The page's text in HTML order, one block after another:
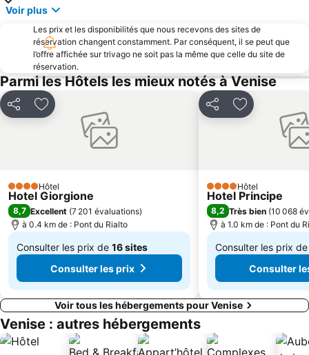
Padova Vintage Festival
Lungomare Caorle
La Basilica di sant'Antonio di Padova
Santa Croce
Port de plaisance de Jesolo
Théâtre La Fenice
Rosolina Mare
Mostra de Venise
Giudecca
Venice Simplon Orient Express
Arsenal de Venise
Campo San Polo
Ca' d'Oro
Campo Santo Stefano
Voir plus
Les prix et les disponibilités que nous recevons des sites de
réservation changent constamment. Par conséquent, il se peut que
l’offre affichée sur trivago ne soit pas la même que celle du site de
réservation.
Parmi les Hôtels les mieux notés à Venise
PartagerAjouter à mes favoris
4 ÉtoilesHôtel
Hotel Giorgione
8,7 Excellent (7 201 évaluations)
à 0.4 km de : Pont du Rialto
Consulter les prix de 16 sites
De
111 € Consulter les prix
PartagerAjouter à
4 ÉtoilesHôtel
Hotel Principe
8,2 Très bien (10 068
à 1.0 km de : Pont du
Consulter les prix
De
102 €Consulter
Voir tous les hébergements pour Venise
Venise : autres hébergements